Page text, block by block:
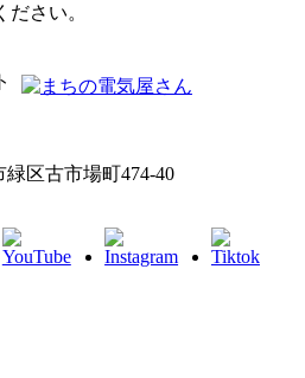
さい。
区古市場町474-40